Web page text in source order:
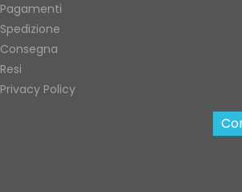
Pagamenti
Spedizione
Consegna
Resi
Privacy Policy